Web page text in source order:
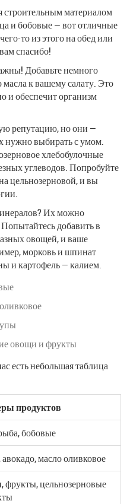
строительным материалом
и бобовые — вот отличные
то из этого на обед или
спасибо!
Добавьте немного
к вашему салату. Это
и обеспечит организм
репутацию, но они —
нужно выбирать с умом.
хлебобулочные
углеводов. Попробуйте
цельнозерновой, и вы
Их можно
добавить в
овощей, и ваше
морковь и шпинат
и картофель — калием.
овощи и фрукты
есть небольшая таблица
продуктов
бобовые
масло оливковое
цельнозерновые